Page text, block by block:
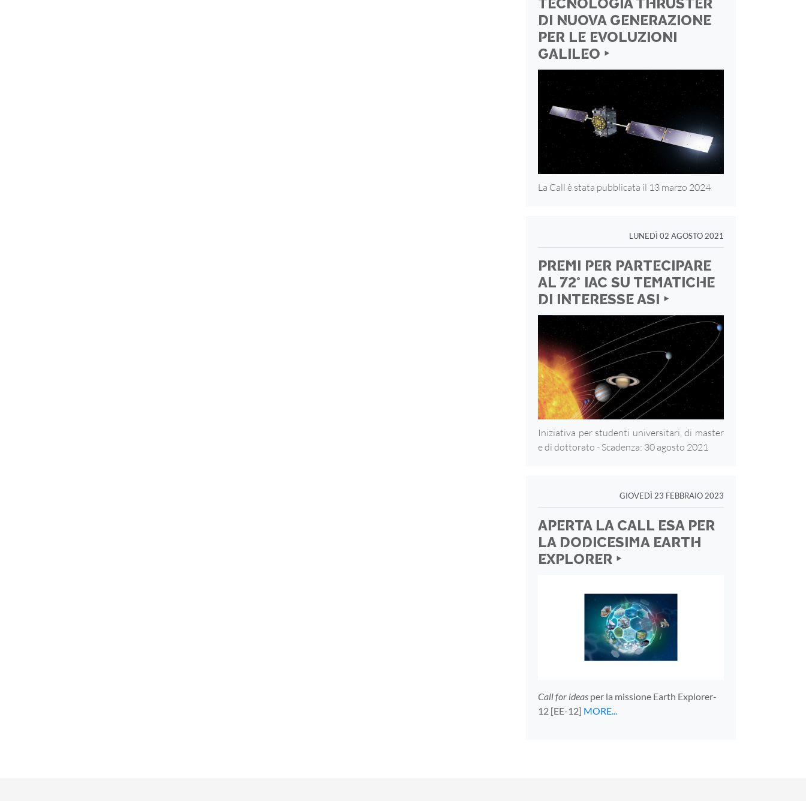
TECNOLOGIA THRUSTER
DI NUOVA GENERAZIONE
PER LE EVOLUZIONI
GALILEO ‣
La Call è stata pubblicata il 13 marzo 2024
LUNEDÌ 02 AGOSTO 2021
PREMI PER PARTECIPARE
AL 72° IAC SU TEMATICHE
DI INTERESSE ASI ‣
Iniziativa per studenti universitari, di master
e di dottorato - Scadenza: 30 agosto 2021
GIOVEDÌ 23 FEBBRAIO 2023
APERTA LA CALL ESA PER
LA DODICESIMA EARTH
EXPLORER ‣
Call for ideas per la missione Earth Explorer-
12 [EE-12] MORE...